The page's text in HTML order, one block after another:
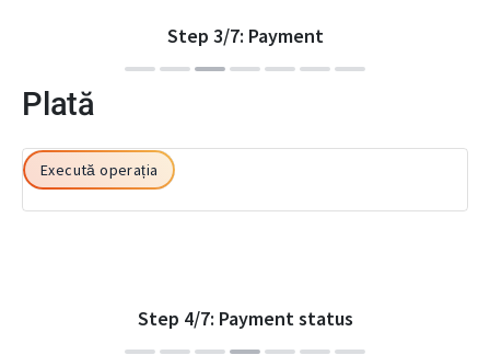
Step 3/7: Payment
Plată
Execută operația
Step 4/7: Payment status